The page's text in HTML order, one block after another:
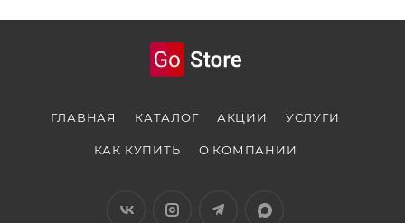
ГЛАВНАЯ КАТАЛОГ АКЦИИ УСЛУГИ
КАК КУПИТЬ О КОМПАНИИ